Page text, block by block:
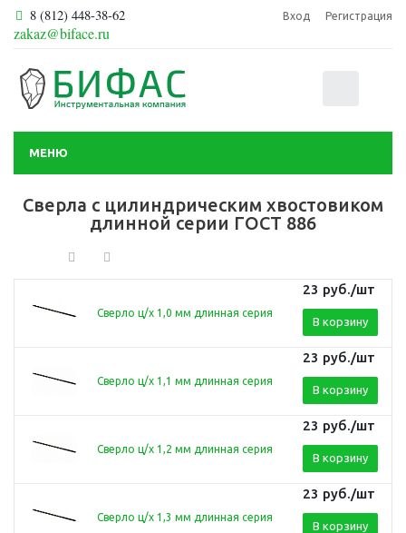
8 (812) 448-38-62
zakaz@biface.ru
Вход Регистрация
МЕНЮ
Сверла с цилиндрическим хвостовиком
длинной серии ГОСТ 886
Сверло ц/х 1,0 мм длинная серия
23 руб./шт
В корзину
Сверло ц/х 1,1 мм длинная серия
23 руб./шт
В корзину
Сверло ц/х 1,2 мм длинная серия
23 руб./шт
В корзину
Сверло ц/х 1,3 мм длинная серия
23 руб./шт
В корзину